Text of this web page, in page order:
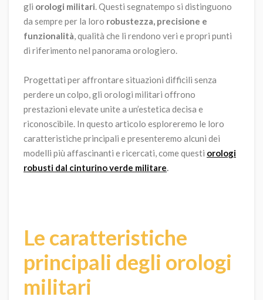
gli orologi militari. Questi segnatempo si distinguono
da sempre per la loro robustezza, precisione e
funzionalità, qualità che li rendono veri e propri punti
di riferimento nel panorama orologiero.
Progettati per affrontare situazioni difficili senza
perdere un colpo, gli orologi militari offrono
prestazioni elevate unite a un’estetica decisa e
riconoscibile. In questo articolo esploreremo le loro
caratteristiche principali e presenteremo alcuni dei
modelli più affascinanti e ricercati, comequesti orologi
robusti dal cinturino verde militare.
Le caratteristiche
principali degli orologi
militari